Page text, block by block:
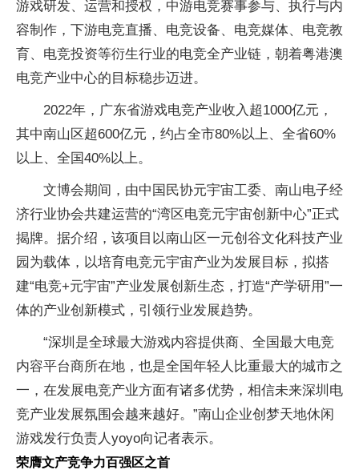
游戏研发、运营和授权，中游电竞赛事参与、执行与内
容制作，下游电竞直播、电竞设备、电竞媒体、电竞教
育、电竞投资等衍生行业的电竞全产业链，朝着粤港澳
电竞产业中心的目标稳步迈进。
2022年，广东省游戏电竞产业收入超1000亿元，
其中南山区超600亿元，约占全市80%以上、全省60%
以上、全国40%以上。
文博会期间，由中国民协元宇宙工委、南山电子经
济行业协会共建运营的“湾区电竞元宇宙创新中心”正式
揭牌。据介绍，该项目以南山区一元创谷文化科技产业
园为载体，以培育电竞元宇宙产业为发展目标，拟搭
建“电竞+元宇宙”产业发展创新生态，打造“产学研用”一
体的产业创新模式，引领行业发展趋势。
“深圳是全球最大游戏内容提供商、全国最大电竞
内容平台商所在地，也是全国年轻人比重最大的城市之
一，在发展电竞产业方面有诸多优势，相信未来深圳电
竞产业发展氛围会越来越好。”南山企业创梦天地休闲
游戏发行负责人yoyo向记者表示。
荣膺文产竞争力百强区之首